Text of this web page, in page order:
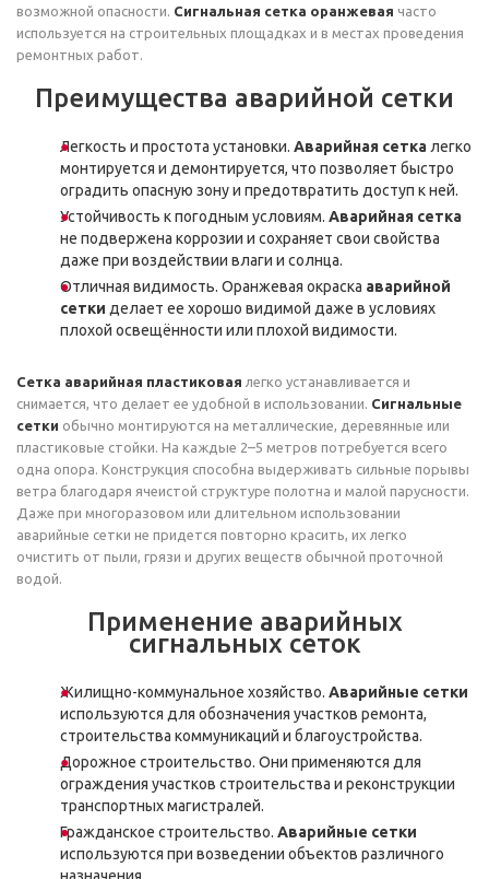
возможной опасности. Сигнальная сетка оранжевая часто
используется на строительных площадках и в местах проведения
ремонтных работ.
Преимущества аварийной сетки
Легкость и простота установки. Аварийная сетка легко
монтируется и демонтируется, что позволяет быстро
оградить опасную зону и предотвратить доступ к ней.
Устойчивость к погодным условиям. Аварийная сетка
не подвержена коррозии и сохраняет свои свойства
даже при воздействии влаги и солнца.
Отличная видимость. Оранжевая окраска аварийной
сетки делает ее хорошо видимой даже в условиях
плохой освещённости или плохой видимости.
Сетка аварийная пластиковая легко устанавливается и
снимается, что делает ее удобной в использовании. Сигнальные
сетки обычно монтируются на металлические, деревянные или
пластиковые стойки. На каждые 2–5 метров потребуется всего
одна опора. Конструкция способна выдерживать сильные порывы
ветра благодаря ячеистой структуре полотна и малой парусности.
Даже при многоразовом или длительном использовании
аварийные сетки не придется повторно красить, их легко
очистить от пыли, грязи и других веществ обычной проточной
водой.
Применение аварийных
сигнальных сеток
Жилищно-коммунальное хозяйство. Аварийные сетки
используются для обозначения участков ремонта,
строительства коммуникаций и благоустройства.
Дорожное строительство. Они применяются для
ограждения участков строительства и реконструкции
транспортных магистралей.
Гражданское строительство. Аварийные сетки
используются при возведении объектов различного
назначения.